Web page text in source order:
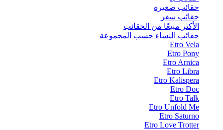
حقائب صغيرة
حقائب سفر
الأكثر مبيعًا من الحقائب
حقائب النساء حسب المجموعة
Etro Vela
Etro Pony
Etro Arnica
Etro Libra
Etro Kalispera
Etro Doc
Etro Talk
Etro Unfold Me
Etro Saturno
Etro Love Trotter